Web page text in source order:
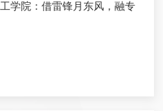
学院：借雷锋月东风，融专